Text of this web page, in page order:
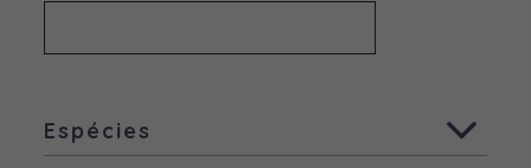
Espécies